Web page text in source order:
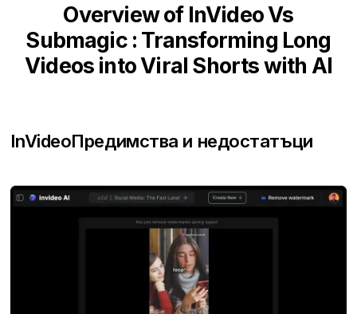
Overview of InVideo Vs
Submagic : Transforming Long
Videos into Viral Shorts with AI
InVideoПредимства и недостатъци